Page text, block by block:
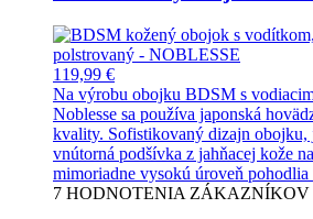
119,99 €
Na výrobu obojku BDSM s
Noblesse sa používa japonská
kvality. Sofistikovaný dizajn obojku,
vnútorná podšívka z jahňacej kože
mimoriadne vysokú úroveň pohodlia
7 HODNOTENIA ZÁKAZNÍKOV